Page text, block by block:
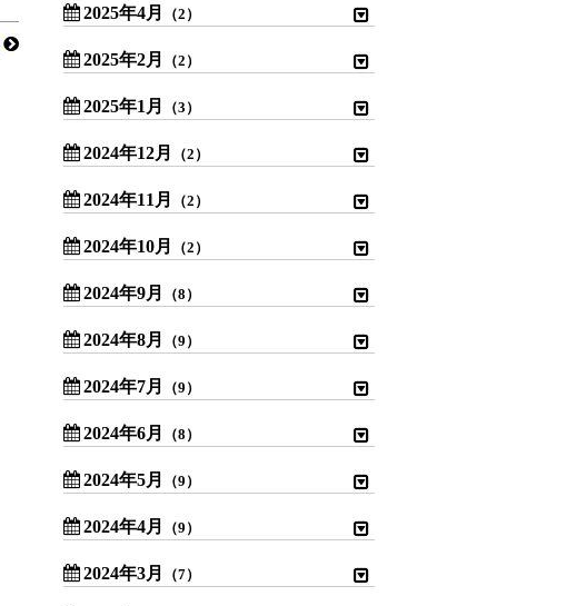
2025年4月 （2）
2025年2月 （2）
2025年1月 （3）
2024年12月 （2）
2024年11月 （2）
2024年10月 （2）
2024年9月 （8）
2024年8月 （9）
2024年7月 （9）
2024年6月 （8）
2024年5月 （9）
2024年4月 （9）
2024年3月 （7）